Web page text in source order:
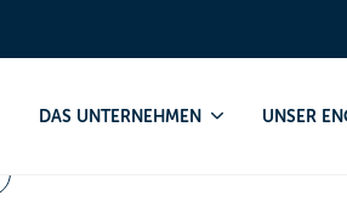
DAS UNTERNEHMEN UNSER